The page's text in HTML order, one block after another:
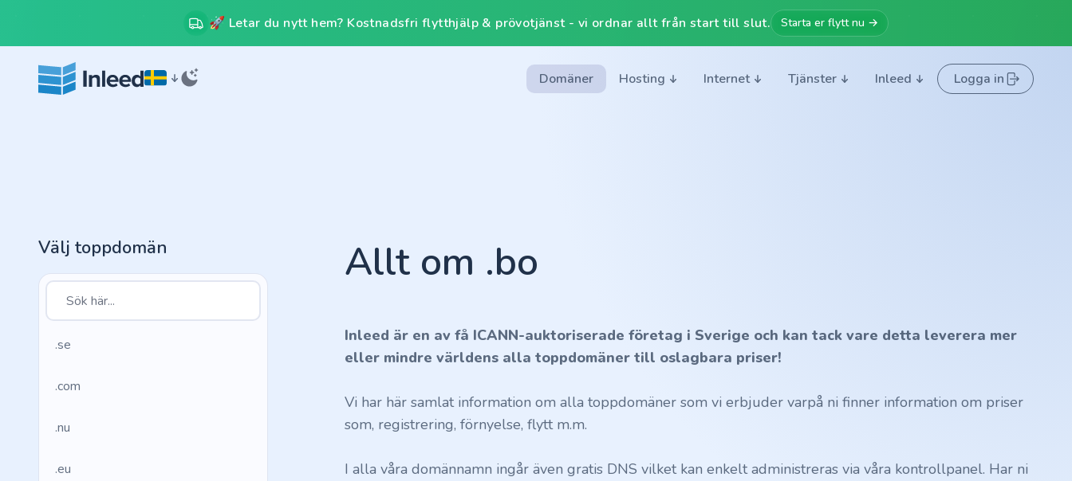
🚀 Letar du nytt hem? Kostnadsfri flytthjälp & prövotjänst - vi ordnar allt från start till slut. Starta er flytt nu →
Domäner Hosting Internet Tjänster Inleed Logga in
Välj toppdomän
.se
.com
.nu
.eu
Allt om .bo
Inleed är en av få ICANN-auktoriserade företag i Sverige och kan tack vare detta leverera mer
eller mindre världens alla toppdomäner till oslagbara priser!
Vi har här samlat information om alla toppdomäner som vi erbjuder varpå ni finner information om priser
som, registrering, förnyelse, flytt m.m.
I alla våra domännamn ingår även gratis DNS vilket kan enkelt administreras via våra kontrollpanel. Har ni